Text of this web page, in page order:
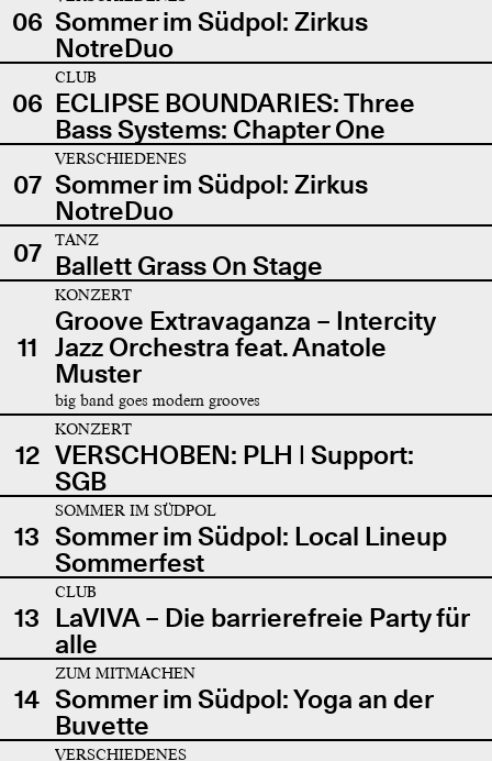
06 Sommer im Südpol: Zirkus
NotreDuo
06
CLUB
ECLIPSE BOUNDARIES: Three
Bass Systems: Chapter One
07
VERSCHIEDENES
Sommer im Südpol: Zirkus
NotreDuo
07
TANZ
Ballett Grass On Stage
11
KONZERT
Groove Extravaganza – Intercity
Jazz Orchestra feat. Anatole
Muster
big band goes modern grooves
12
KONZERT
VERSCHOBEN: PLH | Support:
SGB
13
SOMMER IM SÜDPOL
Sommer im Südpol: Local Lineup
Sommerfest
13
CLUB
LaVIVA – Die barrierefreie Party für
alle
14
ZUM MITMACHEN
Sommer im Südpol: Yoga an der
Buvette
VERSCHIEDENES